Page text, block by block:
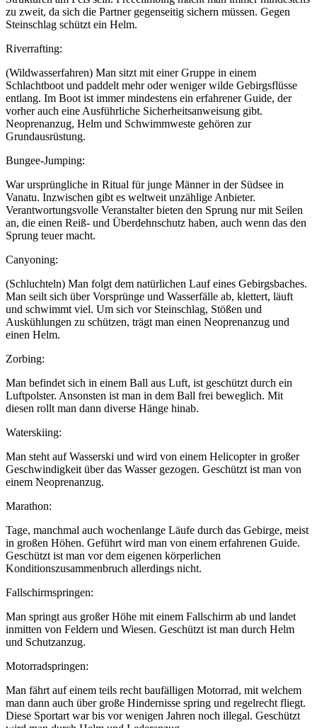
zu zweit, da sich die Partner gegenseitig sichern müssen. Gegen
Steinschlag schützt ein Helm.
Riverrafting:
(Wildwasserfahren) Man sitzt mit einer Gruppe in einem
Schlachtboot und paddelt mehr oder weniger wilde Gebirgsflüsse
entlang. Im Boot ist immer mindestens ein erfahrener Guide, der
vorher auch eine Ausführliche Sicherheitsanweisung gibt.
Neoprenanzug, Helm und Schwimmweste gehören zur
Grundausrüstung.
Bungee-Jumping:
War ursprüngliche in Ritual für junge Männer in der Südsee in
Vanatu. Inzwischen gibt es weltweit unzählige Anbieter.
Verantwortungsvolle Veranstalter bieten den Sprung nur mit Seilen
an, die einen Reiß- und Überdehnschutz haben, auch wenn das den
Sprung teuer macht.
Canyoning:
(Schluchteln) Man folgt dem natürlichen Lauf eines Gebirgsbaches.
Man seilt sich über Vorsprünge und Wasserfälle ab, klettert, läuft
und schwimmt viel. Um sich vor Steinschlag, Stößen und
Auskühlungen zu schützen, trägt man einen Neoprenanzug und
einen Helm.
Zorbing:
Man befindet sich in einem Ball aus Luft, ist geschützt durch ein
Luftpolster. Ansonsten ist man in dem Ball frei beweglich. Mit
diesen rollt man dann diverse Hänge hinab.
Waterskiing:
Man steht auf Wasserski und wird von einem Helicopter in großer
Geschwindigkeit über das Wasser gezogen. Geschützt ist man von
einem Neoprenanzug.
Marathon:
Tage, manchmal auch wochenlange Läufe durch das Gebirge, meist
in großen Höhen. Geführt wird man von einem erfahrenen Guide.
Geschützt ist man vor dem eigenen körperlichen
Konditionszusammenbruch allerdings nicht.
Fallschirmspringen:
Man springt aus großer Höhe mit einem Fallschirm ab und landet
inmitten von Feldern und Wiesen. Geschützt ist man durch Helm
und Schutzanzug.
Motorradspringen:
Man fährt auf einem teils recht baufälligen Motorrad, mit welchem
man dann auch über große Hindernisse spring und regelrecht fliegt.
Diese Sportart war bis vor wenigen Jahren noch illegal. Geschützt